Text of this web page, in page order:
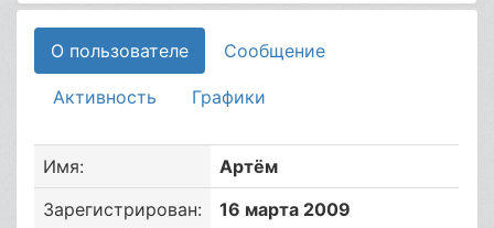
О пользователе Сообщение
Активность Графики
Имя:
Артём
Зарегистрирован:
16 марта 2009